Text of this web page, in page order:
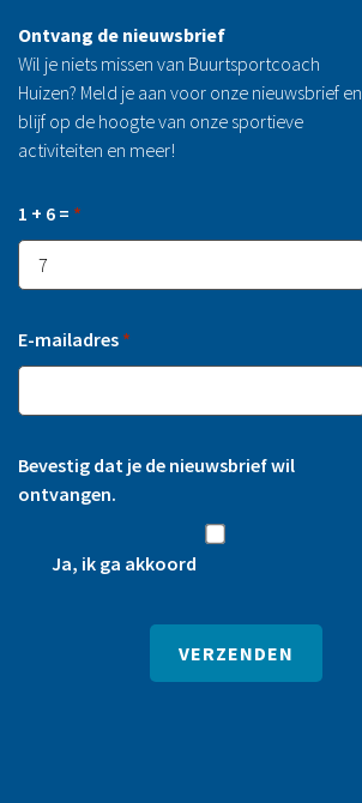
Ontvang de nieuwsbrief
Wil je niets missen van Buurtsportcoach
Huizen? Meld je aan voor onze nieuwsbrief en
blijf op de hoogte van onze sportieve
activiteiten en meer!
1 + 6 = *
E-mailadres *
Bevestig dat je de nieuwsbrief wil
ontvangen.
Ja, ik ga akkoord